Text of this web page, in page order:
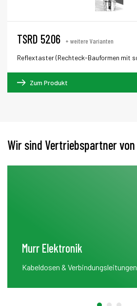
TSRD 5206
+ weitere Varianten
Reflextaster (Rechteck-Bauformen mit
Zum Produkt
Wir sind Vertriebspartner
Murr Elektronik
Kabeldosen & Verbindungsleitungen